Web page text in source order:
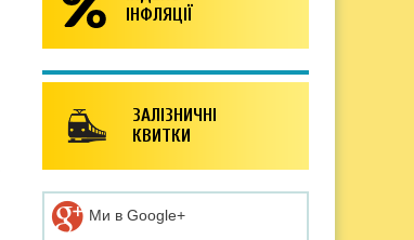
ІНФЛЯЦІЇ
ЗАЛІЗНИЧНІ
КВИТКИ
Ми в Google+